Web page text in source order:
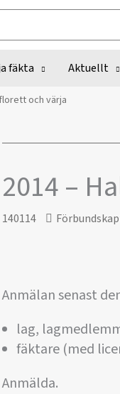
fäkta Aktuellt
och värja
2014 –
140114
Anmälan senast
lag,
fäktare (med
Anmälda.